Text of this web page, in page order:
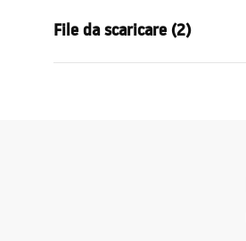
Metodo di installazione
Colore
File da scaricare (2)